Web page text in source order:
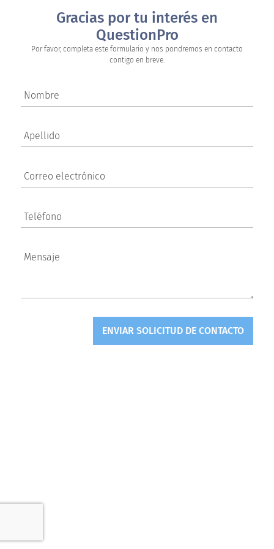
Gracias por tu interés en
QuestionPro
Por favor, completa este formulario y nos pondremos en contacto
contigo en breve.
Nombre
Apellido
Correo electrónico
Teléfono
Mensaje
ENVIAR SOLICITUD DE CONTACTO